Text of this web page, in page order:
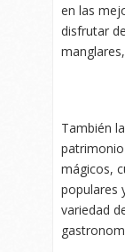
en las
disfrutar
También
mágicos,
populares
variedad